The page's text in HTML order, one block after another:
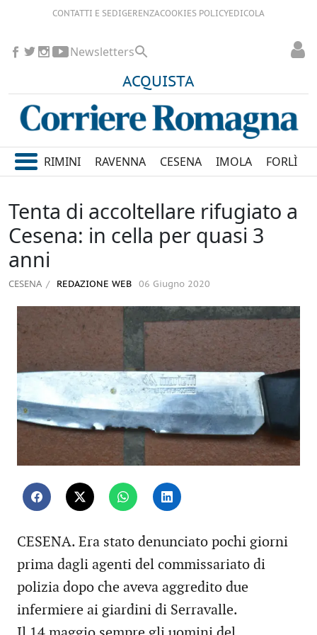
CONTATTI E SEDIGERENZACOOKIES POLICYEDICOLA
ACQUISTA
Newsletters
RIMINI RAVENNA CESENA IMOLA FORLÌ
Tenta di accoltellare rifugiato a
Cesena: in cella per quasi 3
anni
CESENA REDAZIONE WEB 06 Giugno 2020
CESENA. Era stato denunciato pochi giorni
prima dagli agenti del commissariato di
polizia dopo che aveva aggredito due
infermiere ai giardini di Serravalle.